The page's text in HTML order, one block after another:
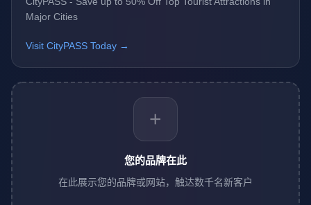
Major Cities
Visit CityPASS Today →
+
您的品牌在此
在此展示您的品牌或网站，触达数千名新客户